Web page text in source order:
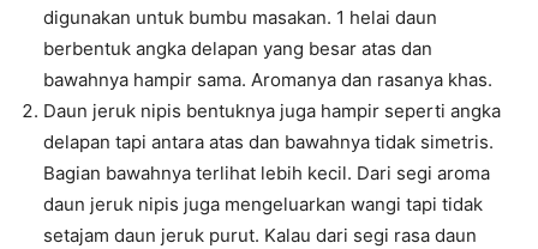
digunakan untuk bumbu masakan. 1 helai daun
berbentuk angka delapan yang besar atas dan
bawahnya hampir sama. Aromanya dan rasanya khas.
Daun jeruk nipis bentuknya juga hampir seperti angka
delapan tapi antara atas dan bawahnya tidak simetris.
Bagian bawahnya terlihat lebih kecil. Dari segi aroma
daun jeruk nipis juga mengeluarkan wangi tapi tidak
setajam daun jeruk purut. Kalau dari segi rasa daun